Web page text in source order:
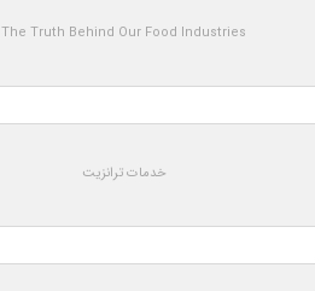
The Truth Behind Our Food Industries
خدمات ترانزیت